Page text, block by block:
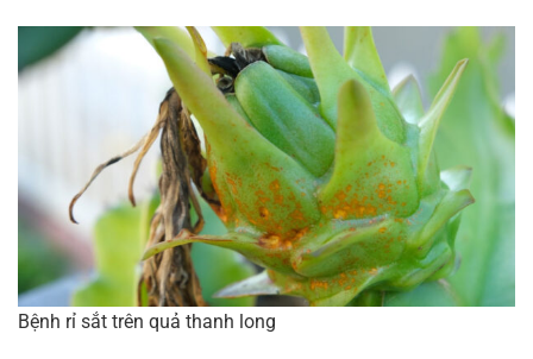
Bệnh rỉ sắt trên quả thanh long